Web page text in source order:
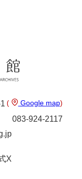
( Google map)
083-924-2117
X